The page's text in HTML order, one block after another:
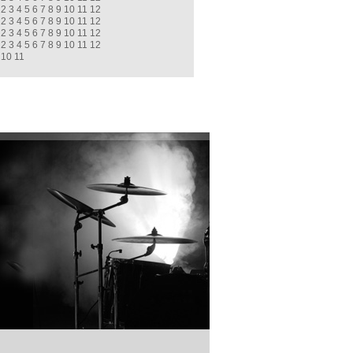
2 3 4 5 6 7 8 9 10 11 12
2 3 4 5 6 7 8 9 10 11 12
2 3 4 5 6 7 8 9 10 11 12
2 3 4 5 6 7 8 9 10 11 12
10 11